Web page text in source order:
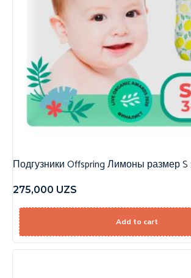
Подгузники Offspring Лимоны размер S
275,000 UZS
Add to cart